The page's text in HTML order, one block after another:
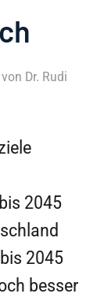
von Dr. Rudi
2045
2045
besser